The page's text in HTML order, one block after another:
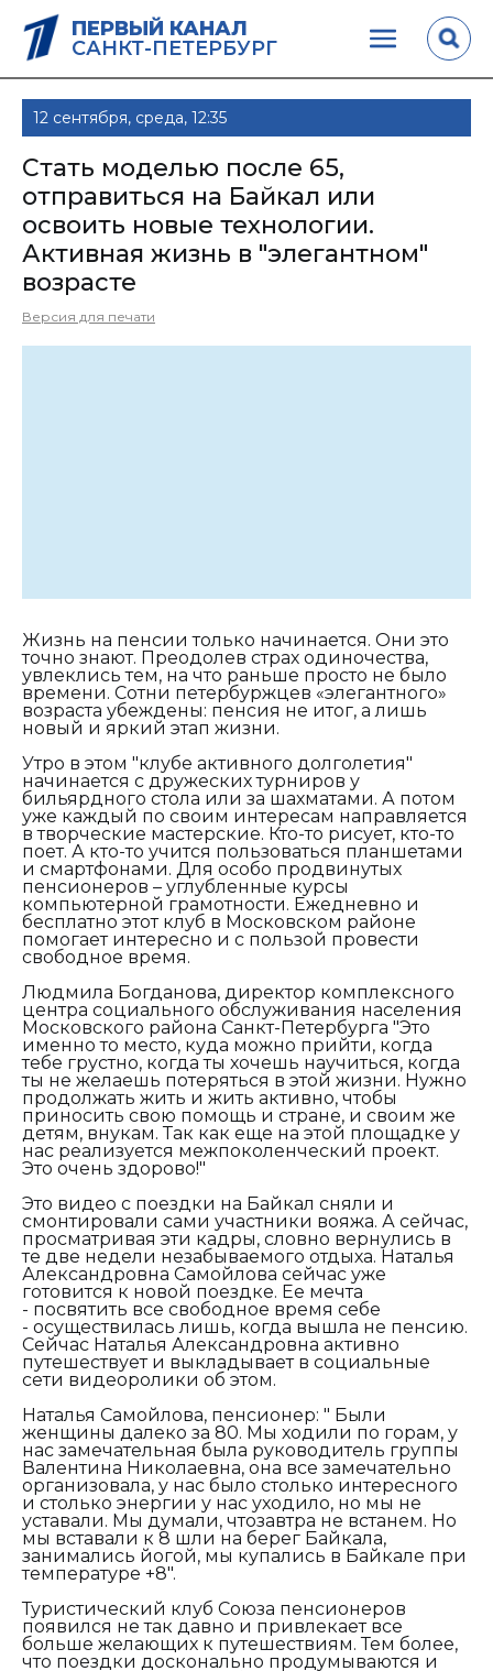
ПЕРВЫЙ КАНАЛ
САНКТ-ПЕТЕРБУРГ
12 сентября, среда, 12:35
Стать моделью после 65,
отправиться на Байкал или
освоить новые технологии.
Активная жизнь в "элегантном"
возрасте
Версия для печати
Жизнь на пенсии только начинается. Они это
точно знают. Преодолев страх одиночества,
увлеклись тем, на что раньше просто не было
времени. Сотни петербуржцев «элегантного»
возраста убеждены: пенсия не итог, а лишь
новый и яркий этап жизни.
Утро в этом "клубе активного долголетия"
начинается с дружеских турниров у
бильярдного стола или за шахматами. А потом
уже каждый по своим интересам направляется
в творческие мастерские. Кто-то рисует, кто-то
поет. А кто-то учится пользоваться планшетами
и смартфонами. Для особо продвинутых
пенсионеров – углубленные курсы
компьютерной грамотности. Ежедневно и
бесплатно этот клуб в Московском районе
помогает интересно и с пользой провести
свободное время.
Людмила Богданова, директор комплексного
центра социального обслуживания населения
Московского района Санкт-Петербурга "Это
именно то место, куда можно прийти, когда
тебе грустно, когда ты хочешь научиться, когда
ты не желаешь потеряться в этой жизни. Нужно
продолжать жить и жить активно, чтобы
приносить свою помощь и стране, и своим же
детям, внукам. Так как еще на этой площадке у
нас реализуется межпоколенческий проект.
Это очень здорово!"
Это видео с поездки на Байкал сняли и
смонтировали сами участники вояжа. А сейчас,
просматривая эти кадры, словно вернулись в
те две недели незабываемого отдыха. Наталья
Александровна Самойлова сейчас уже
готовится к новой поездке. Ее мечта
- посвятить все свободное время себе
- осуществилась лишь, когда вышла не пенсию.
Сейчас Наталья Александровна активно
путешествует и выкладывает в социальные
сети видеоролики об этом.
Наталья Самойлова, пенсионер: " Были
женщины далеко за 80. Мы ходили по горам, у
нас замечательная была руководитель группы
Валентина Николаевна, она все замечательно
организовала, у нас было столько интересного
и столько энергии у нас уходило, но мы не
уставали. Мы думали, чтозавтра не встанем. Но
мы вставали к 8 шли на берег Байкала,
занимались йогой, мы купались в Байкале при
температуре +8".
Туристический клуб Союза пенсионеров
появился не так давно и привлекает все
больше желающих к путешествиям. Тем более,
что поездки досконально продумываются и